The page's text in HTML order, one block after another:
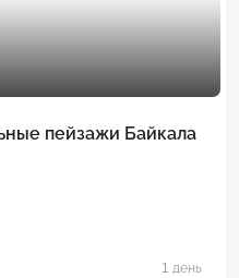
пейзажи Байкала
1 день